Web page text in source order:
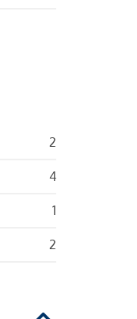
2
4
1
2